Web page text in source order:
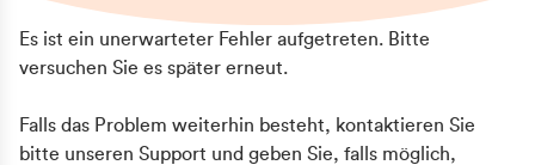
Es ist ein unerwarteter Fehler aufgetreten. Bitte
versuchen Sie es später erneut.
Falls das Problem weiterhin besteht, kontaktieren Sie
bitte unseren Support und geben Sie, falls möglich,